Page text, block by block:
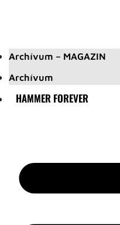
Archívum – MAGAZIN
Archívum
HAMMER FOREVER